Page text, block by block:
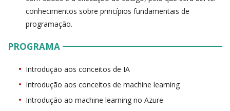
conhecimentos sobre princípios fundamentais de
programação.
PROGRAMA
Introdução aos conceitos de IA
Introdução aos conceitos de machine learning
Introdução ao machine learning no Azure